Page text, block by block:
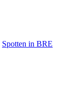
Spotten in BRE